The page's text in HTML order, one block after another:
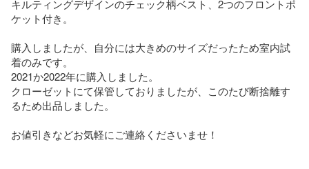
キルティングデザインのチェック柄ベスト、2つのフロントポ
ケット付き。
購入しましたが、自分には大きめのサイズだったため室内試
着のみです。
2021か2022年に購入しました。
クローゼットにて保管しておりましたが、このたび断捨離す
るため出品しました。
お値引きなどお気軽にご連絡くださいませ！